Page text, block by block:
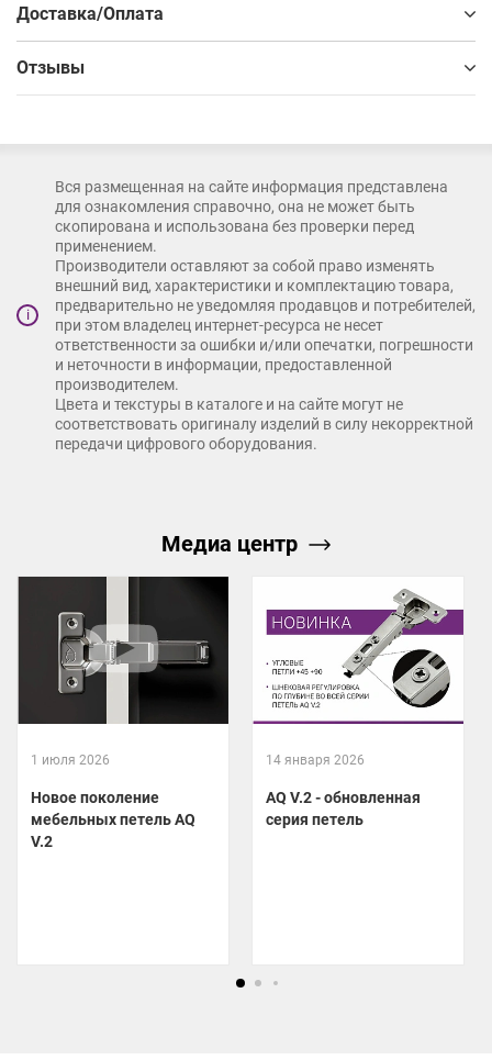
Доставка/Оплата
Отзывы
i
Вся размещенная на сайте информация представлена
для ознакомления справочно, она не может быть
скопирована и использована без проверки перед
применением.
Производители оставляют за собой право изменять
внешний вид, характеристики и комплектацию товара,
предварительно не уведомляя продавцов и потребителей,
при этом владелец интернет-ресурса не несет
ответственности за ошибки и/или опечатки, погрешности
и неточности в информации, предоставленной
производителем.
Цвета и текстуры в каталоге и на сайте могут не
соответствовать оригиналу изделий в силу некорректной
передачи цифрового оборудования.
Медиа центр
1 июля 2026
Новое поколение
мебельных петель AQ
V.2
14 января 2026
AQ V.2 - обновленная
серия петель